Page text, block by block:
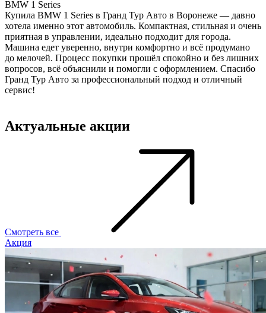
BMW 1 Series
Купила BMW 1 Series в Гранд Тур Авто в Воронеже — давно
хотела именно этот автомобиль. Компактная, стильная и очень
приятная в управлении, идеально подходит для города.
Машина едет уверенно, внутри комфортно и всё продумано
до мелочей. Процесс покупки прошёл спокойно и без лишних
вопросов, всё объяснили и помогли с оформлением. Спасибо
Гранд Тур Авто за профессиональный подход и отличный
сервис!
Актуальные акции
Смотреть все
Акция